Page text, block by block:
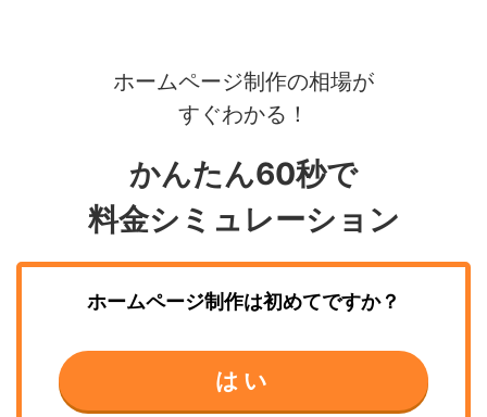
ホームページ制作の相場が
すぐわかる！
かんたん60秒で
料金シミュレーション
ホームページ制作は初めてですか？
はい